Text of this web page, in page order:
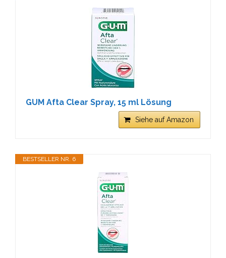
GUM Afta Clear Spray, 15 ml Lösung
Siehe auf Amazon
BESTSELLER NR. 6